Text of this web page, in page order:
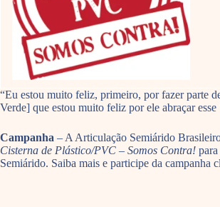
“Eu estou muito feliz, primeiro, por fazer parte
Verde] que estou muito feliz por ele abraçar
Campanha – A Articulação Semiárido
Cisterna de Plástico/PVC – Somos Contra!
Semiárido. Saiba mais e participe da campanha